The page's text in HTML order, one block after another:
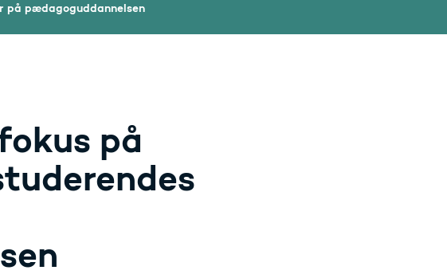
på pædagoguddannelsen
på